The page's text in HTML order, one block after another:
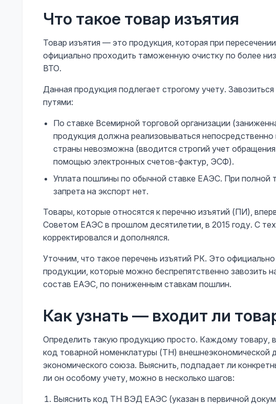
Что такое товар изъятия
Товар изъятия — это продукция, которая при
официально проходить таможенную очистку по более
ВТО.
Данная продукция подлегает строгому учету.
путями:
По ставке Всемирной торговой организации
продукция должна реализовываться
страны невозможна (вводится строгий учет
помощью электронных счетов-фактур, ЭСФ).
Уплата пошлины по обычной ставке ЕАЭС. При полной
запрета на экспорт нет.
Товары, которые относятся к перечню изъятий (ПИ),
Советом ЕАЭС в прошлом десятилетии, в 2015 году. С
корректировался и дополнялся.
Уточним, что такое перечень изъятий РК. Это
продукции, которые можно беспрепятственно завозить
состав ЕАЭС, по пониженным ставкам пошлин.
Как узнать — входит ли
Определить такую продукцию просто. Каждому товару,
код товарной номенклатуры (ТН) внешнеэкономической
экономического союза. Выяснить, подпадает ли
ли он особому учету, можно в несколько шагов:
Выяснить код ТН ВЭД ЕАЭС (указан в первичной